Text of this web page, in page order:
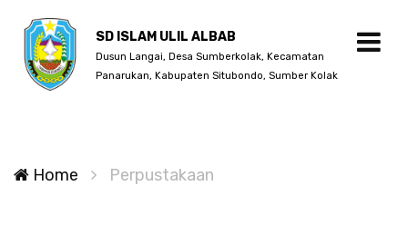
SD ISLAM ULIL ALBAB
Dusun Langai, Desa Sumberkolak, Kecamatan
Panarukan, Kabupaten Situbondo, Sumber Kolak
Home Perpustakaan